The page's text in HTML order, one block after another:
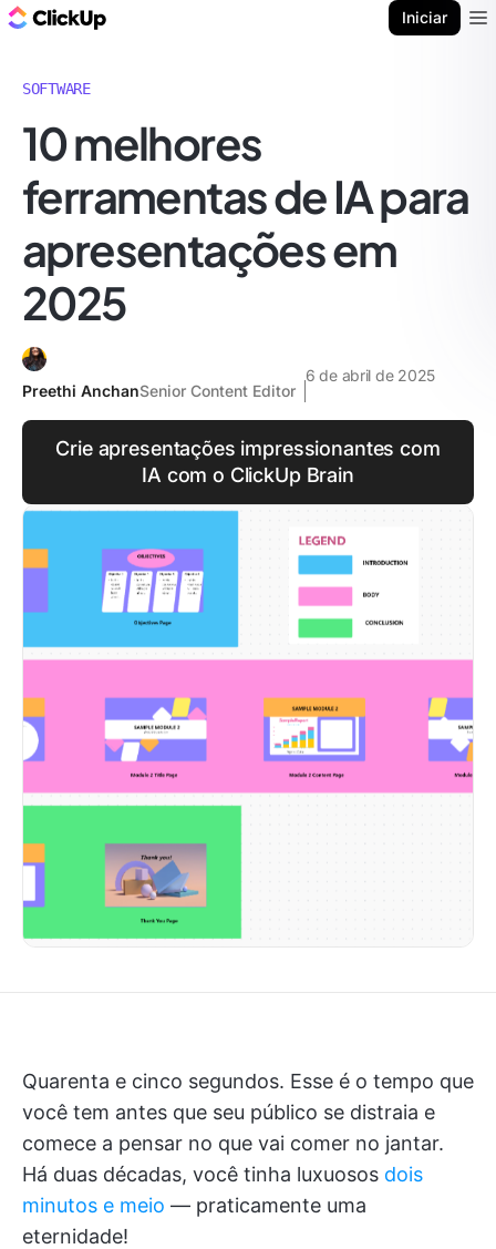
Iniciar
SOFTWARE
10 melhores
ferramentas de IA para
apresentações em
2025
Preethi AnchanSenior Content Editor
6 de abril de 2025
Crie apresentações impressionantes com
IA com o ClickUp Brain
Quarenta e cinco segundos. Esse é o tempo que
você tem antes que seu público se distraia e
comece a pensar no que vai comer no jantar.
Há duas décadas, você tinha luxuosos dois
minutos e meio — praticamente uma
eternidade!